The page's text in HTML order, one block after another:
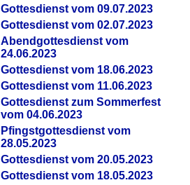
Gottesdienst vom 09.07.2023
Gottesdienst vom 02.07.2023
Abendgottesdienst vom
24.06.2023
Gottesdienst vom 18.06.2023
Gottesdienst vom 11.06.2023
Gottesdienst zum Sommerfest
vom 04.06.2023
Pfingstgottesdienst vom
28.05.2023
Gottesdienst vom 20.05.2023
Gottesdienst vom 18.05.2023